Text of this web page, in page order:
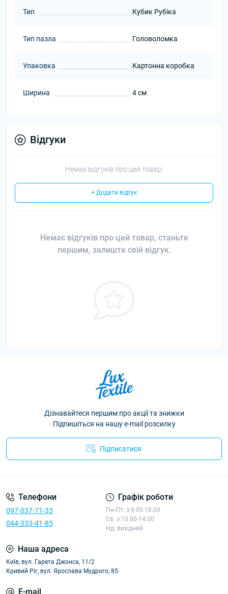
Тип Кубик Рубіка
Тип пазла Головоломка
Упаковка Картонна коробка
Ширина 4 см
Відгуки
Немає відгуків про цей товар.
+ Додати відгук
Немає відгуків про цей товар, станьте
першим, залиште свій відгук.
Дізнавайтеся першим про акції та знижки
Підпишіться на нашу e-mail розсилку
Підписатися
Телефони
097-037-71-33
044-333-41-85
Графік роботи
Пн-Пт: з 9.00-18.00
Сб: з 10.00-14.00
Нд: вихідний
Наша адреса
Київ, вул. Гарета Джонса, 11/2
Кривий Ріг, вул. Ярослава Мудрого, 85
E-mail